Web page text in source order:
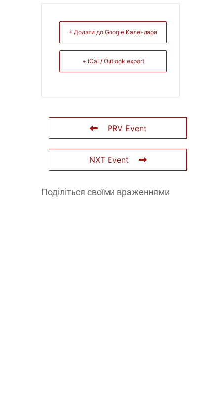
+ Додати до Google Календаря
+ iCal / Outlook export
PRV Event
NXT Event
Поділіться своїми враженнями